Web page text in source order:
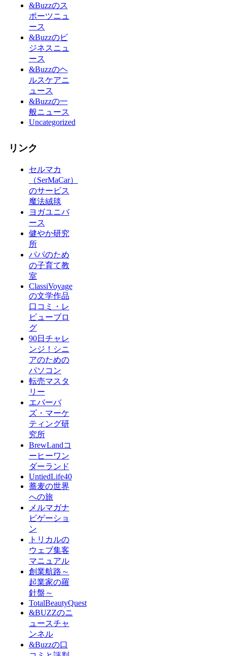
&Buzzのス
ポーツニュ
ース
&Buzzのビ
ジネスニュ
ース
&Buzzのヘ
ルスケアニ
ュース
&Buzzの一
般ニュース
Uncategorized
リンク
セルマカ
（SerMaCar）
のサービス
魔法絨毯
ヨガユニバ
ース
健やか研究
所
パパのため
の子育て教
室
ClassiVoyage
の文学作品
口コミ・レ
ビューブロ
グ
90日チャレ
ンジ！シニ
アのための
パソコン
転売マスタ
リー
エバーバ
ズ・マーケ
ティング研
究所
BrewLandコ
ーヒーワン
ダーランド
UntiedLife40
蕎麦の世界
への旅
メルマガナ
ビゲーショ
ン
トリカルの
ウェブ集客
マニュアル
創業航路～
起業家の羅
針盤～
TotalBeautyQuest
&BUZZのニ
ュースチャ
ンネル
&Buzzの口